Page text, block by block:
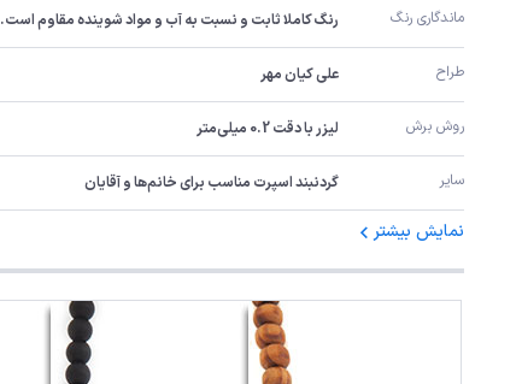
ماندگاری رنگ رنگ کاملا ثابت و نسبت به آب و مواد شوینده مقاوم است.
طراح علی کیان مهر
روش برش لیزر با دقت 0.2 میلی‌متر
سایر گردنبند اسپرت مناسب برای خانم‌ها و آقایان
نمایش بیشتر